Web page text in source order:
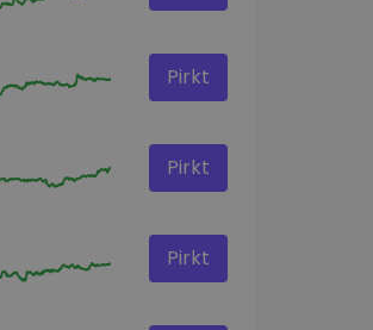
Pirkt
Pirkt
Pirkt